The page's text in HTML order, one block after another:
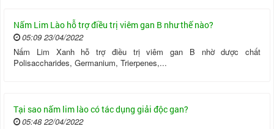
Nấm Lim Lào hỗ trợ điều trị viêm gan B như thế nào?
05:09 23/04/2022
Nấm Lim Xanh hỗ trợ điều trị viêm gan B nhờ dược chất
Polisaccharides, Germanium, Trierpenes,...
Tại sao nấm lim lào có tác dụng giải độc gan?
05:48 22/04/2022